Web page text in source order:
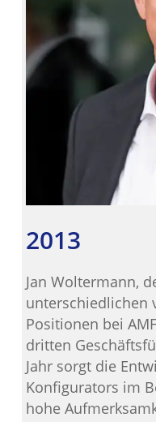
2013
Jan Woltermann,
unterschiedlichen
Positionen bei
dritten
Jahr sorgt die
Konfigurators im
hohe